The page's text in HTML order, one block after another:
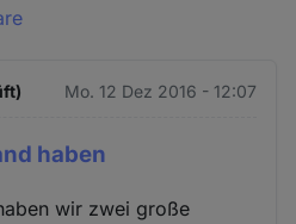
Mo. 12 Dez 2016 - 12:07
haben
wir zwei große